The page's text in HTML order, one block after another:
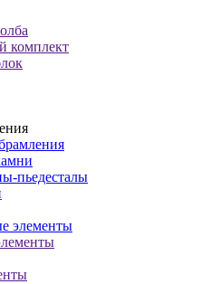
комплект
пьедесталы
элементы